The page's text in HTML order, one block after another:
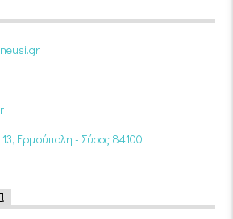
13, Ερμούπολη - Σύρος 84100